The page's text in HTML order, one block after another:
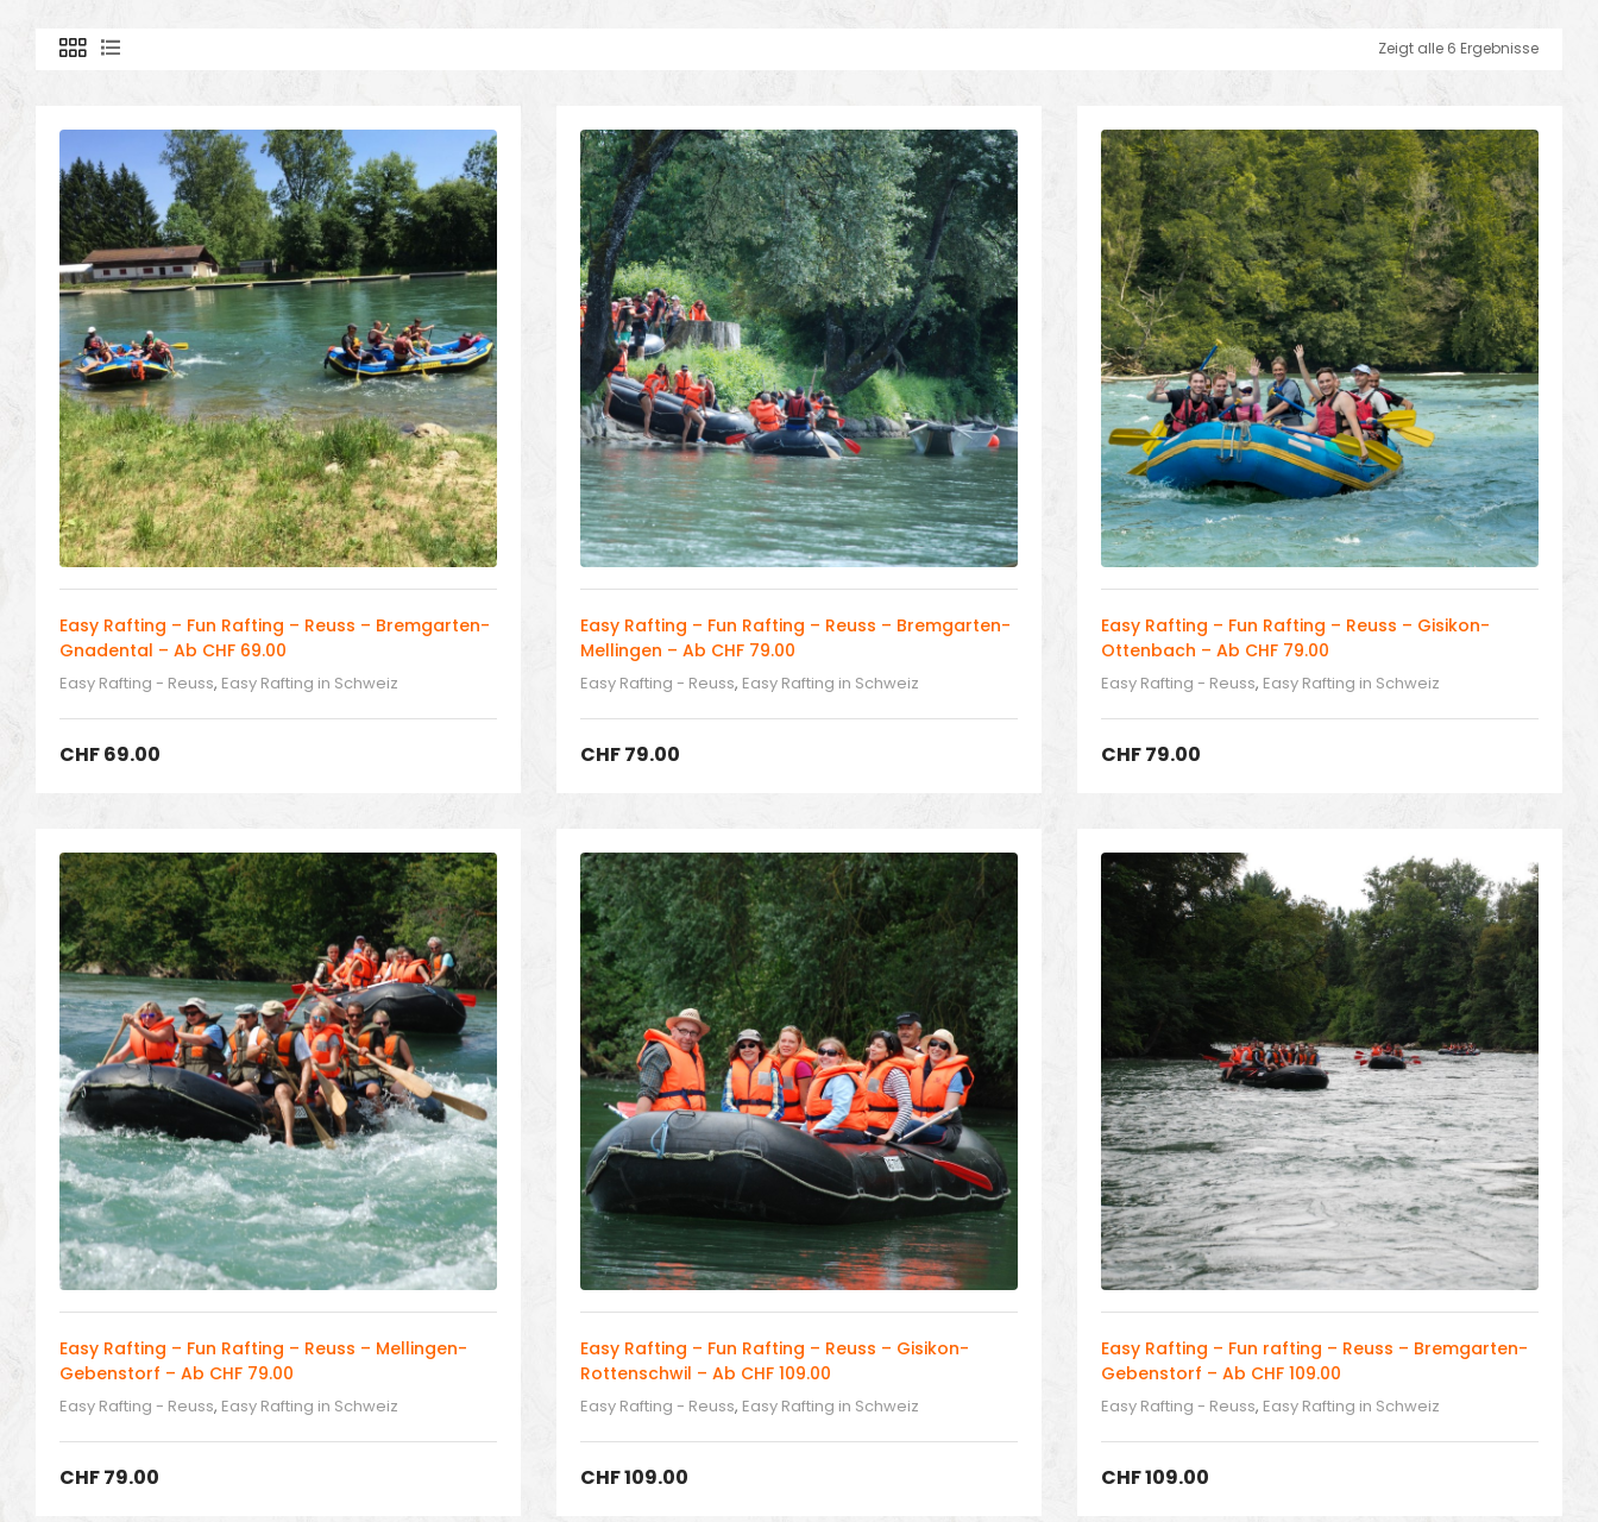
Zeigt alle 6 Ergebnisse
Easy Rafting – Fun Rafting – Reuss – Bremgarten-
Gnadental – Ab CHF 69.00
Easy Rafting - Reuss, Easy Rafting in Schweiz
CHF69.00
Easy Rafting – Fun Rafting – Reuss – Bremgarten-
Mellingen – Ab CHF 79.00
Easy Rafting - Reuss, Easy Rafting in Schweiz
CHF79.00
Easy Rafting – Fun Rafting – Reuss – Gisikon-
Ottenbach – Ab CHF 79.00
Easy Rafting - Reuss, Easy Rafting in Schweiz
CHF79.00
Easy Rafting – Fun Rafting – Reuss – Mellingen-
Gebenstorf – Ab CHF 79.00
Easy Rafting - Reuss, Easy Rafting in Schweiz
CHF79.00
Easy Rafting – Fun Rafting – Reuss – Gisikon-
Rottenschwil – Ab CHF 109.00
Easy Rafting - Reuss, Easy Rafting in Schweiz
CHF109.00
Easy Rafting – Fun rafting – Reuss – Bremgarten-
Gebenstorf – Ab CHF 109.00
Easy Rafting - Reuss, Easy Rafting in Schweiz
CHF109.00